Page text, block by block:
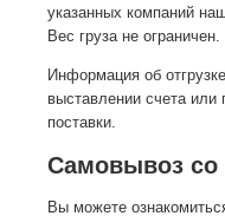
указанных компаний
Вес груза не ограничен.
Информация об
выставлении счета или
поставки.
Самовывоз со
Вы можете